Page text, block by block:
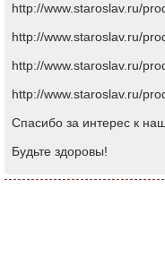
http://www.staroslav.ru/
http://www.staroslav.ru/
http://www.staroslav.ru/
http://www.staroslav.ru/
Спасибо за интерес к
Будьте здоровы!